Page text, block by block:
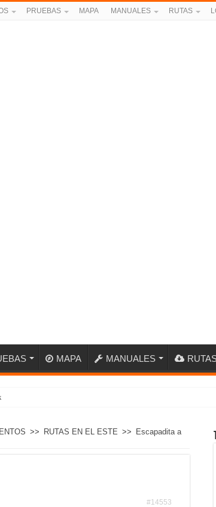
PRUEBAS MAPA MANUALES RUTAS
MAPA MANUALES
>> RUTAS EN EL ESTE >>
Escapadita a
#14553